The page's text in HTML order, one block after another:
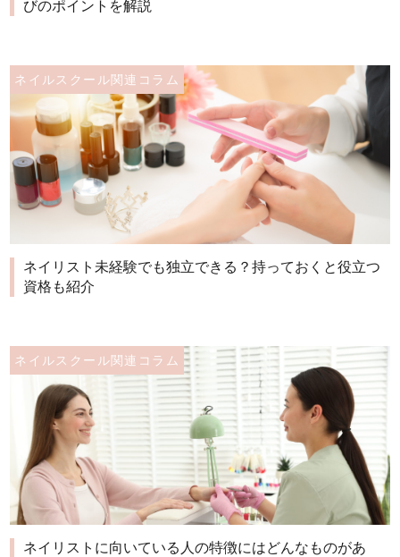
びのポイントを解説
ネイルスクール関連コラム
ネイリスト未経験でも独立できる？持っておくと役立つ
資格も紹介
ネイルスクール関連コラム
ネイリストに向いている人の特徴にはどんなものがあ